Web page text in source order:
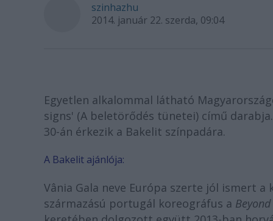
szinhazhu
2014. január 22. szerda, 09:04
Egyetlen alkalommal látható
signs' (A beletörődés tünetei) című
30-án érkezik a Bakelit színpadára.
A Bakelit ajánlója:
Vânia Gala neve Európa szerte jól ismert
származású portugál koreográfus a Beyond